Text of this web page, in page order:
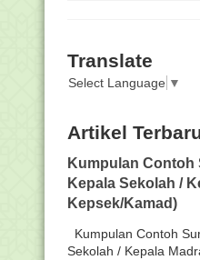
Translate
Select Language ▼
Artikel
Kumpulan Contoh
Kepala Sekolah /
Kepsek/Kamad)
Kumpulan Contoh
Sekolah / Kepala